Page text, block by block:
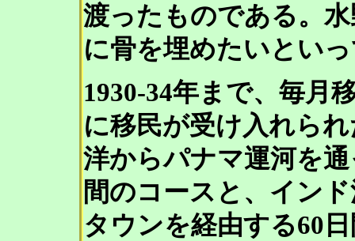
渡ったものである。
に骨を埋めたいとい
1930-34年まで、毎月
に移民が受け入れら
洋からパナマ運河を
間のコースと、イン
タウンを経由する60